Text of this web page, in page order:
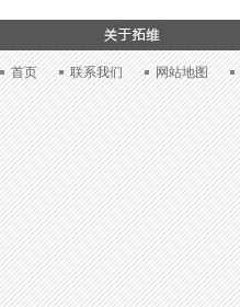
首页 联系我们 网站地图